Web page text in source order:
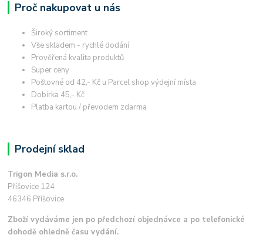
Proč nakupovat u nás
Široký sortiment
Vše skladem - rychlé dodání
Prověřená kvalita produktů
Super ceny
Poštovné od 42,- Kč u Parcel shop výdejní místa
Dobírka 45,- Kč
Platba kartou / převodem zdarma
Prodejní sklad
Trigon Media s.r.o.
Příšovice 124
46346 Příšovice
Zboží vydáváme jen po předchozí objednávce a po telefonické
dohodě ohledně času vydání.